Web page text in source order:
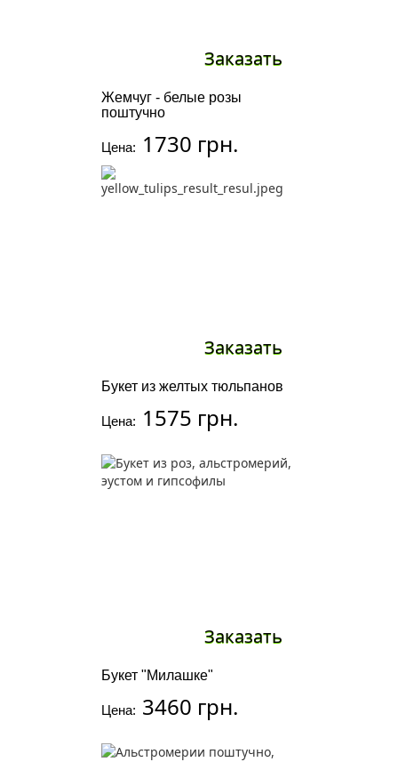
Жемчуг - белые розы
поштучно
Цена: 1730 грн.
Заказать
Букет из желтых тюльпанов
Цена: 1575 грн.
Заказать
Букет "Милашке"
Цена: 3460 грн.
Заказать